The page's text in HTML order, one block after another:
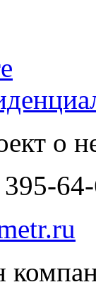
о